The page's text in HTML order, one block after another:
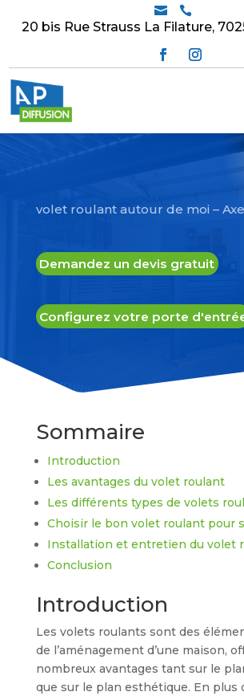
 
20 bis Rue Strauss La Filature,
volet roulant autour de moi –
Demandez un devis gratuit
Configurez votre porte
Sommaire
Introduction
Les avantages du volet roulant
Les différents types de volets
Choisir le bon volet roulant pour
Installation et entretien du volet
Conclusion
Introduction
Les volets roulants sont des
de l’aménagement d’une maison,
nombreux avantages tant sur le
que sur le plan esthétique. En plus